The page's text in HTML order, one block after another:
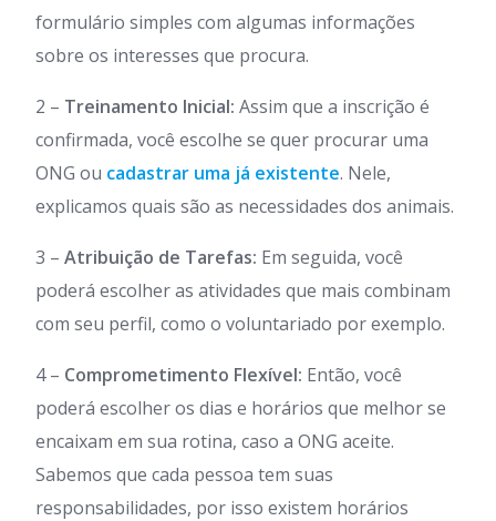
formulário simples com algumas informações
sobre os interesses que procura.
2 – Treinamento Inicial: Assim que a inscrição é
confirmada, você escolhe se quer procurar uma
ONG ou cadastrar uma já existente. Nele,
explicamos quais são as necessidades dos animais.
3 – Atribuição de Tarefas: Em seguida, você
poderá escolher as atividades que mais combinam
com seu perfil, como o voluntariado por exemplo.
4 – Comprometimento Flexível: Então, você
poderá escolher os dias e horários que melhor se
encaixam em sua rotina, caso a ONG aceite.
Sabemos que cada pessoa tem suas
responsabilidades, por isso existem horários